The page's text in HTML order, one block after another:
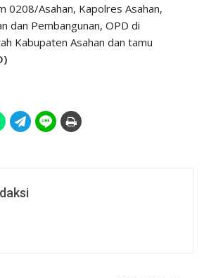
0208/Asahan, Kapolres Asahan,
dan Pembangunan, OPD di
Kabupaten Asahan dan tamu